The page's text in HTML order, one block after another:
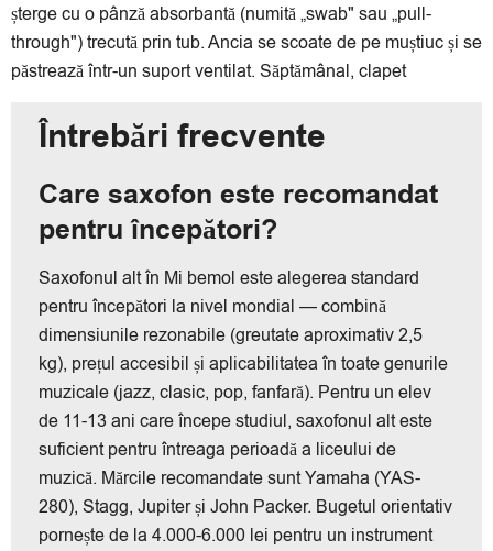
șterge cu o pânză absorbantă (numită „swab" sau „pull-
through") trecută prin tub. Ancia se scoate de pe muștiuc și se
păstrează într-un suport ventilat. Săptămânal, clapet
Întrebări frecvente
Care saxofon este recomandat
pentru începători?
Saxofonul alt în Mi bemol este alegerea standard
pentru începători la nivel mondial — combină
dimensiunile rezonabile (greutate aproximativ 2,5
kg), prețul accesibil și aplicabilitatea în toate genurile
muzicale (jazz, clasic, pop, fanfară). Pentru un elev
de 11-13 ani care începe studiul, saxofonul alt este
suficient pentru întreaga perioadă a liceului de
muzică. Mărcile recomandate sunt Yamaha (YAS-
280), Stagg, Jupiter și John Packer. Bugetul orientativ
pornește de la 4.000-6.000 lei pentru un instrument